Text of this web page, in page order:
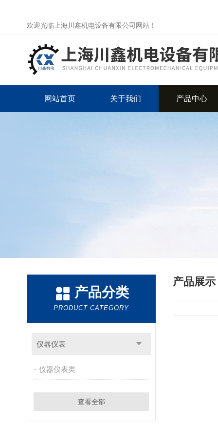
欢迎光临上海川鑫机电设备有限公司网站！
网站首页 关于我们 产品中心
产品分类
PRODUCT CATEGORY
仪器仪表
仪器仪表类
查看全部
产品展示